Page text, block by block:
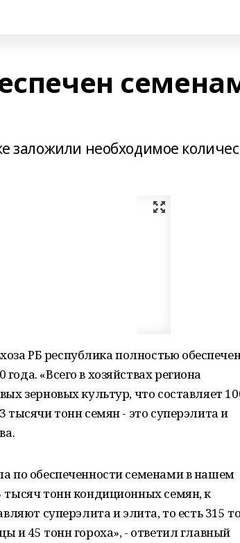
заложили необходимое
РБ республика полностью
«Всего в хозяйствах региона
зерновых культур, что составляет
тысячи тонн семян - это суперэлита и
по обеспеченности семенами в нашем
тысяч тонн кондиционных семян, к
суперэлита и элита, то есть 315
и 45 тонн гороха», - ответил главный